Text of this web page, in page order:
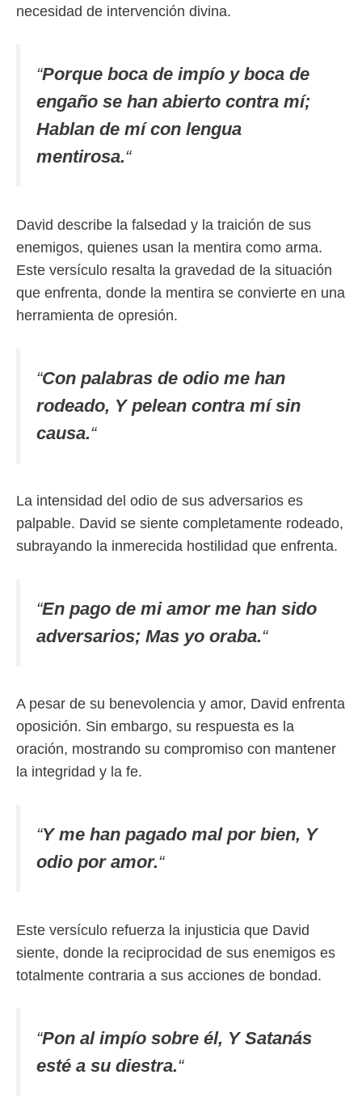
necesidad de intervención divina.
“Porque boca de impío y boca de
engaño se han abierto contra mí;
Hablan de mí con lengua
mentirosa.“
David describe la falsedad y la traición de sus
enemigos, quienes usan la mentira como arma.
Este versículo resalta la gravedad de la situación
que enfrenta, donde la mentira se convierte en una
herramienta de opresión.
“Con palabras de odio me han
rodeado, Y pelean contra mí sin
causa.“
La intensidad del odio de sus adversarios es
palpable. David se siente completamente rodeado,
subrayando la inmerecida hostilidad que enfrenta.
“En pago de mi amor me han sido
adversarios; Mas yo oraba.“
A pesar de su benevolencia y amor, David enfrenta
oposición. Sin embargo, su respuesta es la
oración, mostrando su compromiso con mantener
la integridad y la fe.
“Y me han pagado mal por bien, Y
odio por amor.“
Este versículo refuerza la injusticia que David
siente, donde la reciprocidad de sus enemigos es
totalmente contraria a sus acciones de bondad.
“Pon al impío sobre él, Y Satanás
esté a su diestra.“